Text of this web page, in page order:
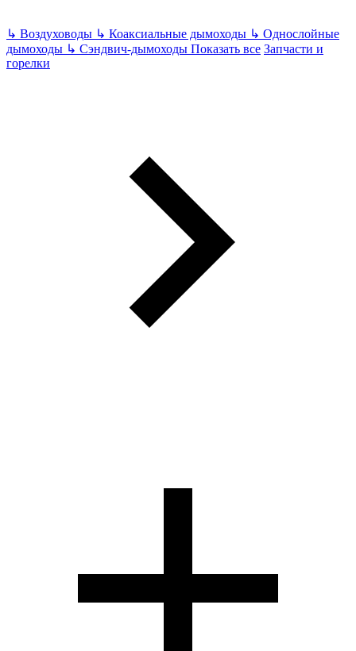
↳ Воздуховоды ↳ Коаксиальные дымоходы ↳ Однослойные
дымоходы ↳ Сэндвич-дымоходы Показать все Запчасти и
горелки